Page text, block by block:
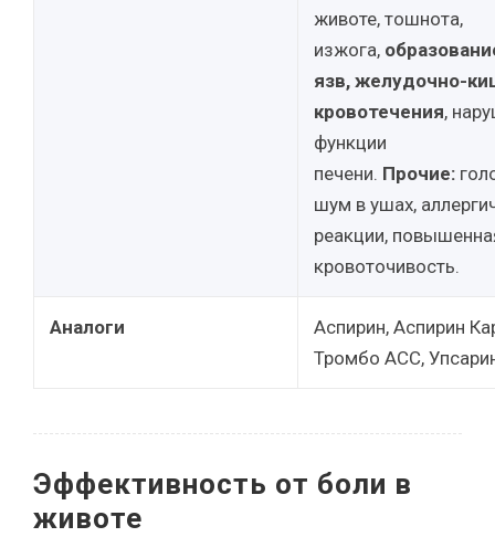
животе, тошнота,
изжога,
язв, желудочно-
кровотечения,
функции
печени. Прочие:
шум в ушах,
реакции,
кровоточивость.
Аналоги
Аспирин, Аспирин
Тромбо АСС,
Эффективность от боли в
животе